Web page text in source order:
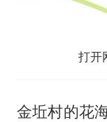
打开
金坵村的花